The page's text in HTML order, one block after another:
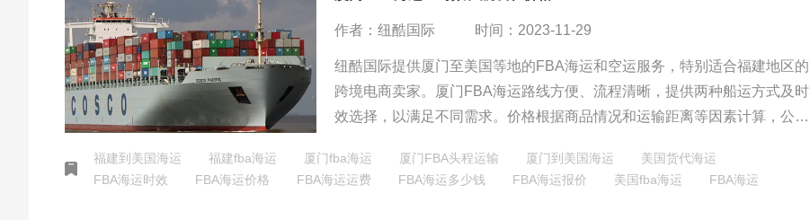
作者：纽酷国际 时间：2023-11-29
纽酷国际提供厦门至美国等地的FBA海运和空运服务，特别适合福建地区的
跨境电商卖家。厦门FBA海运路线方便、流程清晰，提供两种船运方式及时
效选择，以满足不同需求。价格根据商品情况和运输距离等因素计算，公平
福建到美国海运 福建fba海运 厦门fba海运 厦门FBA头程运输 厦门到美国海运
美国货代海运
FBA海运时效
FBA海运价格 FBA海运运费 FBA海运多少钱 FBA海运报价 美国fba海运 ​FBA海运